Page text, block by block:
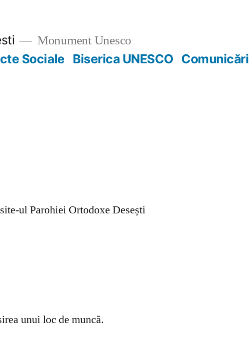
Monument Unesco
Sociale Biserica UNESCO Comunicări
ul Parohiei Ortodoxe Desești
unui loc de muncă.